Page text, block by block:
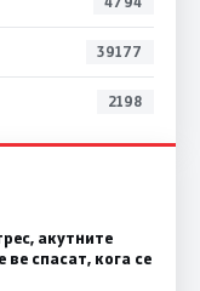
39177
2198
акутните
спасат, кога се